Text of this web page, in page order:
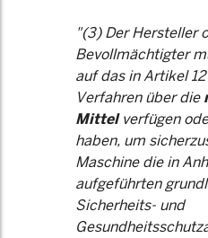
"(3) Der Hersteller
Bevollmächtigter
auf das in Artikel
Verfahren über die
Mittelverfügen
haben, um
Maschine die in
aufgeführten
Sicherheits- und